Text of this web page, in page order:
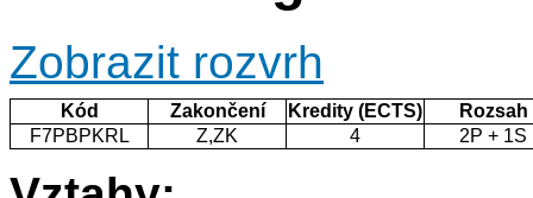
Zobrazit rozvrh
Kód Zakončení Kredity (ECTS)
Rozsah
F7PBPKRL
Z,ZK 4 2P + 1S